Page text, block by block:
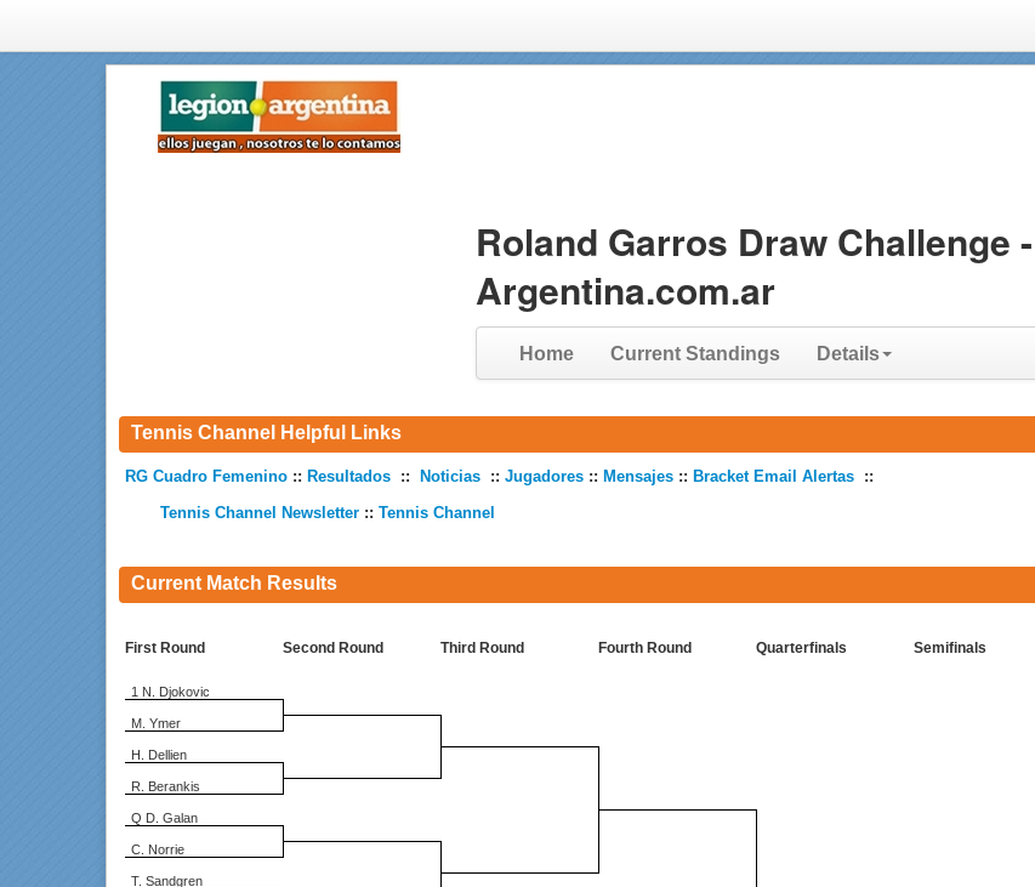
Roland Garros Draw Challenge
Argentina.com.ar
Home Current Standings Details
Tennis Channel Helpful Links
RG Cuadro Femenino :: Resultados :: Noticias :: Jugadores :: Mensajes :: Bracket Email Alertas ::
Tennis Channel Newsletter ::Tennis Channel
Current Match Results
First Round
1 N. Djokovic
M. Ymer
H. Dellien
R. Berankis
Q D. Galan
C. Norrie
T. Sandgren
Second Round Third Round Fourth Round Quarterfinals Semifinals